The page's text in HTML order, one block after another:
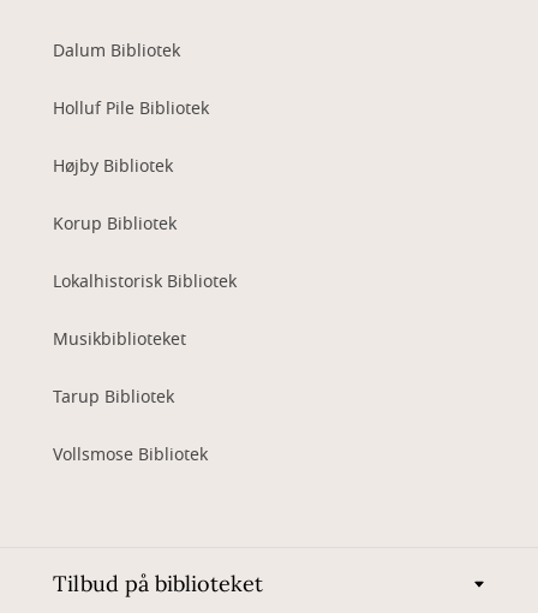
Dalum Bibliotek
Holluf Pile Bibliotek
Højby Bibliotek
Korup Bibliotek
Lokalhistorisk Bibliotek
Musikbiblioteket
Tarup Bibliotek
Vollsmose Bibliotek
Tilbud på biblioteket